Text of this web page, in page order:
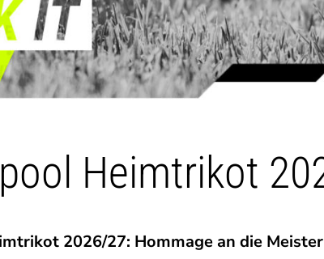
Heimtrikot
2026/27: Hommage an die